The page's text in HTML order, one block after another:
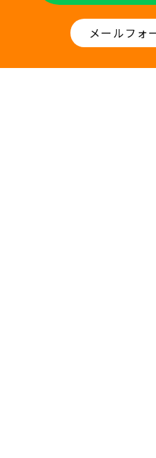
メールフォ